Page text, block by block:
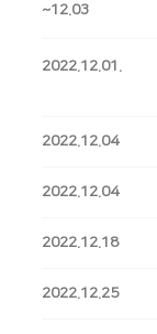
~12.03
2022.12.01.
2022.12.04
2022.12.04
2022.12.18
2022.12.25